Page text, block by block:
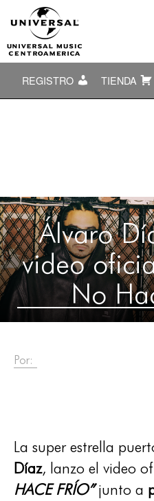
REGISTRO TIENDA
Álvaro
video
No
Por:
La super estrella
Díaz, lanzo el video
HACE FRÍO”junto a